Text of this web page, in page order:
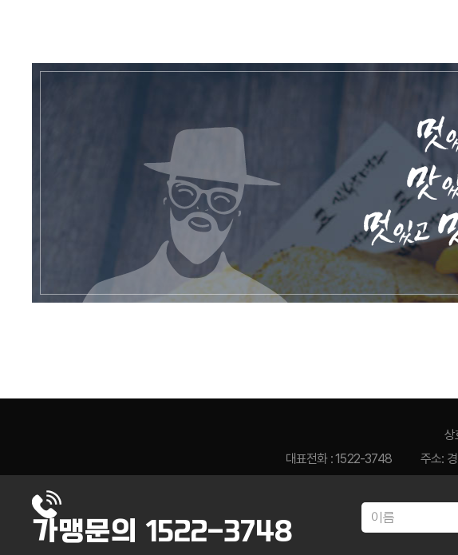
가맹문의 1522-3748
상
대표전화 : 1522-3748
주소: